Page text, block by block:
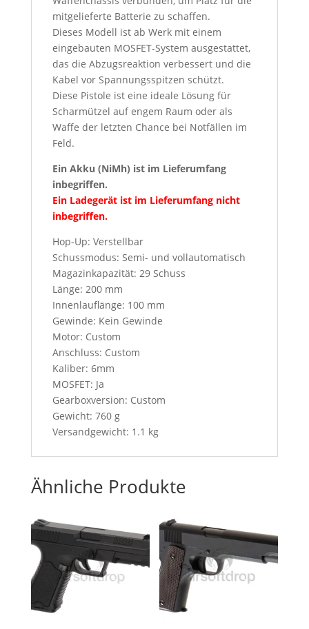
mitgelieferte Batterie zu schaffen.
Dieses Modell ist ab Werk mit einem
eingebauten MOSFET-System ausgestattet,
das die Abzugsreaktion verbessert und die
Kabel vor Spannungsspitzen schützt.
Diese Pistole ist eine ideale Lösung für
Scharmützel auf engem Raum oder als
Waffe der letzten Chance bei Notfällen im
Feld.
Ein Akku (NiMh) ist im Lieferumfang
inbegriffen.
Ein Ladegerät ist im Lieferumfang nicht
inbegriffen.
Hop-Up: Verstellbar
Schussmodus: Semi- und vollautomatisch
Magazinkapazität: 29 Schuss
Länge: 200 mm
Innenlauflänge: 100 mm
Gewinde: Kein Gewinde
Motor: Custom
Anschluss: Custom
Kaliber: 6mm
MOSFET: Ja
Gearboxversion: Custom
Gewicht: 760 g
Versandgewicht: 1.1 kg
Ähnliche Produkte